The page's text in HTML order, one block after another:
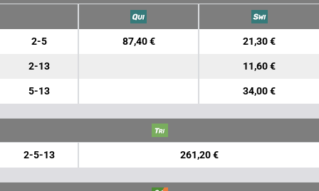
2-5 87,40 € 21,30 €
2-13 11,60 €
5-13 34,00 €
2-5-13 261,20 €